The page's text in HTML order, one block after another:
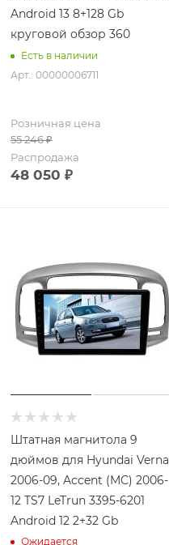
Android 13 8+128 Gb
круговой обзор 360
Есть в наличии
Арт.: 00000006711
Розничная цена
55 246₽
Распродажа
48 050 ₽
Штатная магнитола 9
дюймов для Hyundai Verna
2006-09, Accent (MC) 2006-
12 TS7 LeTrun 3395-6201
Android 12 2+32 Gb
Ожидается